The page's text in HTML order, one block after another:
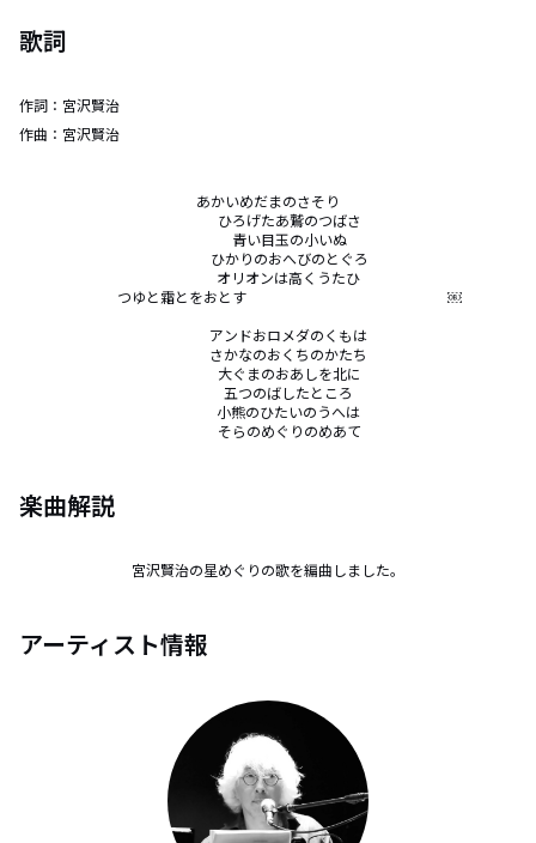
歌詞
作詞： 宮沢賢治
作曲： 宮沢賢治
あかいめだまのさそり
ひろげたあ鷲のつばさ
青い目玉の小いぬ
ひかりのおへびのとぐろ
オリオンは高くうたひ
つゆと霜とをおとす　　　　　　　　　　　　　　￼
アンドおロメダのくもは
さかなのおくちのかたち
大ぐまのおあしを北に
五つのばしたところ
小熊のひたいのうへは
そらのめぐりのめあて
楽曲解説
宮沢賢治の星めぐりの歌を編曲しました。
アーティスト情報